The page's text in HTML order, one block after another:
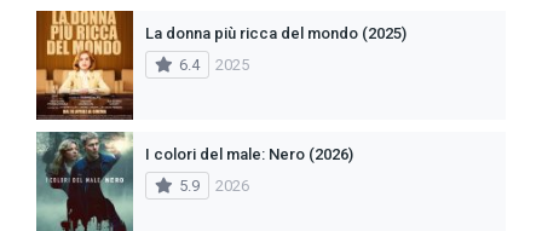
La donna più ricca del mondo (2025)
6.4
2025
I colori del male: Nero (2026)
5.9
2026